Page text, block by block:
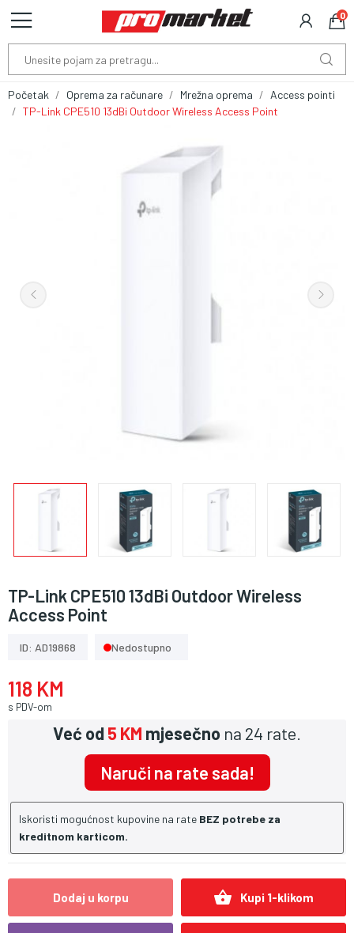
0
Početak Oprema za računare Mrežna oprema
Access pointi
TP-Link CPE510 13dBi Outdoor Wireless Access Point
TP-Link CPE510 13dBi Outdoor Wireless
Access Point
ID: AD19868 Nedostupno
118 KM
s PDV-om
Već od5 KM mjesečno na 24 rate.
Naruči na rate sada!
Iskoristi mogućnost kupovine na rate BEZ potrebe za
kreditnom karticom.
Dodaj u korpu shopping_basket Kupi 1-klikom